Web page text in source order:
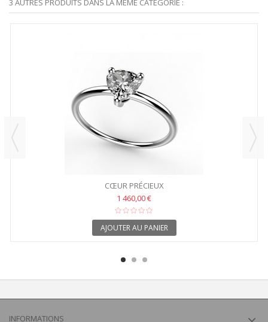
3 AUTRES PRODUITS DANS LA MÊME CATÉGORIE :
CŒUR PRÉCIEUX
1 460,00 €
AJOUTER AU PANIER
INFORMATIONS